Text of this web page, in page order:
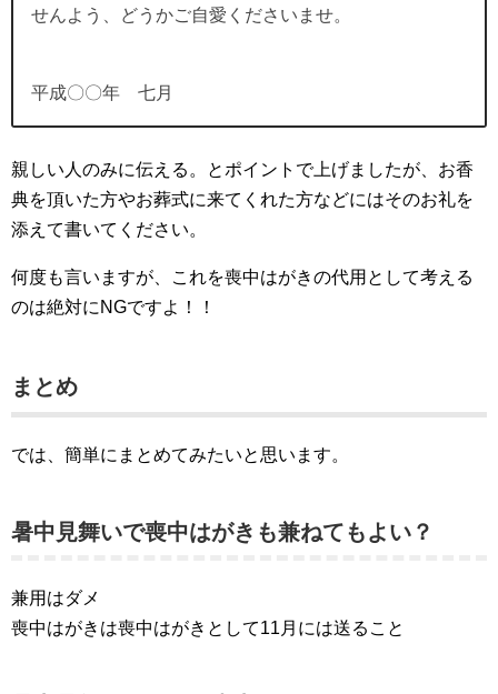
せんよう、どうかご自愛くださいませ。
平成〇〇年 七月
親しい人のみに伝える。とポイントで上げましたが、お香
典を頂いた方やお葬式に来てくれた方などにはそのお礼を
添えて書いてください。
何度も言いますが、これを喪中はがきの代用として考える
のは絶対にNGですよ！！
まとめ
では、簡単にまとめてみたいと思います。
暑中見舞いで喪中はがきも兼ねてもよい？
兼用はダメ
喪中はがきは喪中はがきとして11月には送ること